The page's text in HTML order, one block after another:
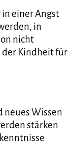
einer Angst
in
nicht
der Kindheit für
neues Wissen
stärken